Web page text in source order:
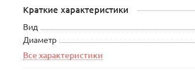
Краткие характеристики
Вид
Диаметр
Все характеристики